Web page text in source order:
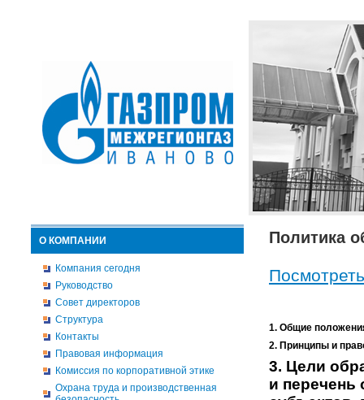
О КОМПАНИИ
Компания сегодня
Руководство
Совет директоров
Структура
Контакты
Правовая информация
Комиссия по корпоративной этике
Охрана труда и производственная
Политика
1. Общие
2. Принципы и
3. Цели
и перечень